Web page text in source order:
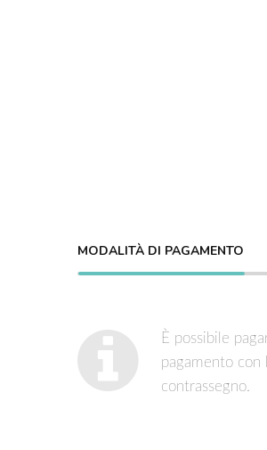
MODALITÀ DI PAGAMENTO
È possibile
pagamento con
contrassegno.